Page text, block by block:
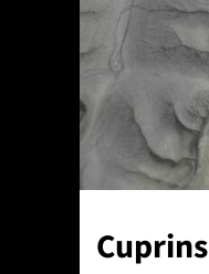
Cuprins